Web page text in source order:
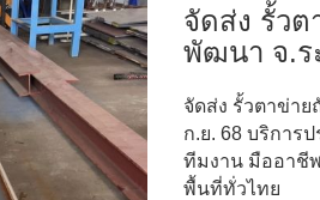
จัดส่ง รั้ว
พัฒนา จ.ร
จัดส่ง รั้วตาข่า
ก.ย. 68 บริการ
ทีมงาน มืออาชี
พื้นที่ทั่วไทย